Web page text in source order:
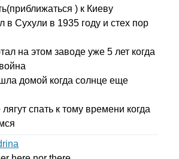
) к Киеву
в Сухули в 1935 году и стех пор
на этом заводе уже 5 лет когда
домой когда солнце еще
спать к тому времени когда